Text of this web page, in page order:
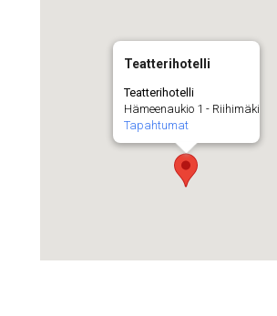
Teatterihotelli
Teatterihotelli
Hämeenaukio 1 - Riihimäki
Tapahtumat